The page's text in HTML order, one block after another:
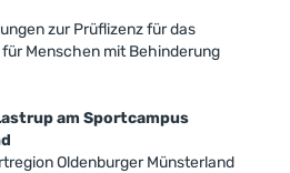
zur Prüflizenz für das
Menschen mit Behinderung
am Sportcampus
Oldenburger Münsterland